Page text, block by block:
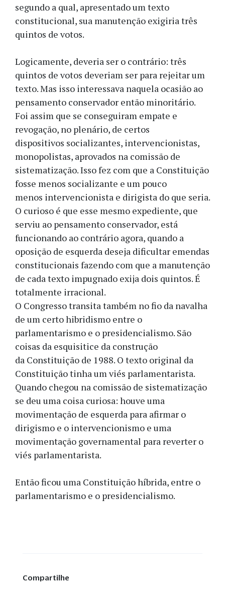
segundo a qual, apresentado um texto
constitucional, sua manutenção exigiria três
quintos de votos.
Logicamente, deveria ser o contrário: três
quintos de votos deveriam ser para rejeitar um
texto. Mas isso interessava naquela ocasião ao
pensamento conservador então minoritário.
Foi assim que se conseguiram empate e
revogação, no plenário, de certos
dispositivos socializantes, intervencionistas,
monopolistas, aprovados na comissão de
sistematização. Isso fez com que a Constituição
fosse menos socializante e um pouco
menos intervencionista e dirigista do que seria.
O curioso é que esse mesmo expediente, que
serviu ao pensamento conservador, está
funcionando ao contrário agora, quando a
oposição de esquerda deseja dificultar emendas
constitucionais fazendo com que a manutenção
de cada texto impugnado exija dois quintos. É
totalmente irracional.
O Congresso transita também no fio da navalha
de um certo hibridismo entre o
parlamentarismo e o presidencialismo. São
coisas da esquisitice da construção
da Constituição de 1988. O texto original da
Constituição tinha um viés parlamentarista.
Quando chegou na comissão de sistematização
se deu uma coisa curiosa: houve uma
movimentação de esquerda para afirmar o
dirigismo e o intervencionismo e uma
movimentação governamental para reverter o
viés parlamentarista.
Então ficou uma Constituição híbrida, entre o
parlamentarismo e o presidencialismo.
Compartilhe